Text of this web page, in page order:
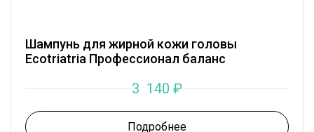
Шампунь для жирной кожи головы
Ecotriatria Профессионал баланс
3 140 ₽
Подробнее